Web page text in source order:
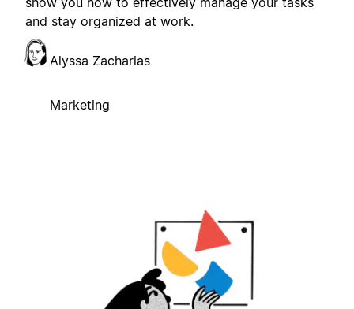
and stay organized at work.
Alyssa Zacharias
Marketing